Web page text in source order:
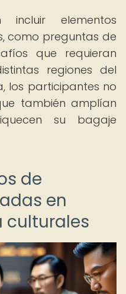
incluir elementos
como preguntas de
que requieran
regiones del
los participantes no
también amplían
su bagaje
de
en
culturales